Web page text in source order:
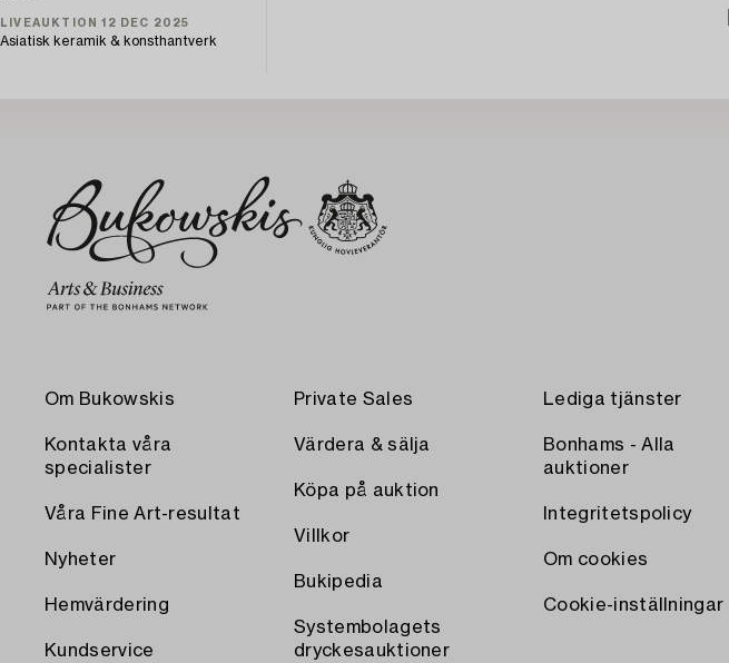
LIVEAUKTION 12 DEC 2025
Asiatisk keramik & konsthantverk
Om Bukowskis
Kontakta våra
specialister
Våra Fine Art-resultat
Nyheter
Hemvärdering
Kundservice
Private Sales
Värdera & sälja
Köpa på auktion
Villkor
Bukipedia
Systembolagets
dryckesauktioner
Lediga tjänster
Bonhams - Alla
auktioner
Integritetspolicy
Om cookies
Cookie-inställningar